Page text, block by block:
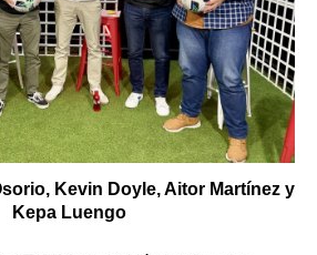
Kevin Doyle, Aitor Martínez y
Kepa Luengo